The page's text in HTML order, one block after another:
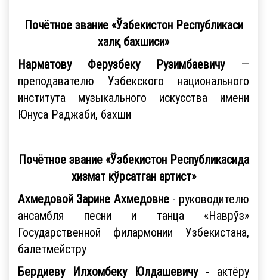
Почётное звание «Ўзбекистон Республикаси
халқ бахшиси»
Нарматову Ферузбеку Рузимбаевичу—
преподавателю Узбекского национального
института музыкального искусства имени
Юнуса Раджаби, бахши
Почётное звание «Ўзбекистон Республикасида
хизмат кўрсатган артист»
Ахмедовой Зарине Ахмедовне- руководителю
ансамбля песни и танца «Наврўз»
Государственной филармонии Узбекистана,
балетмейстру
Бердиеву Илхомбеку Юлдашевичу- актёру